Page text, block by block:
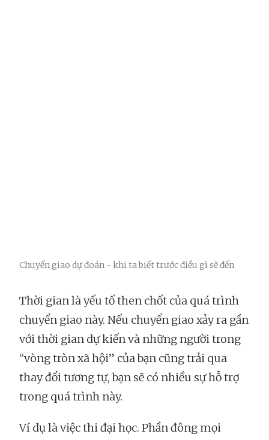
Chuyển giao dự đoán - khi ta biết trước điều gì sẽ đến
Thời gian là yếu tố then chốt của quá trình
chuyển giao này. Nếu chuyển giao xảy ra gần
với thời gian dự kiến và những người trong
“vòng tròn xã hội” của bạn cũng trải qua
thay đổi tương tự, bạn sẽ có nhiều sự hỗ trợ
trong quá trình này.
Ví dụ là việc thi đại học. Phần đông mọi